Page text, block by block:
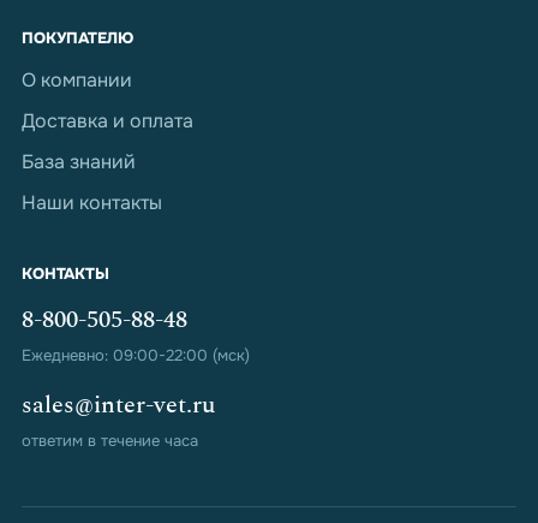
ПОКУПАТЕЛЮ
О компании
Доставка и оплата
База знаний
Наши контакты
КОНТАКТЫ
8-800-505-88-48
Ежедневно: 09:00-22:00 (мск)
sales@inter-vet.ru
ответим в течение часа